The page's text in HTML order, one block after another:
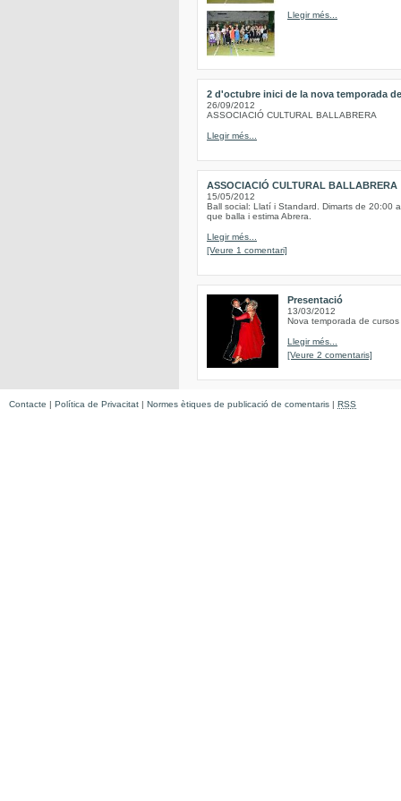
Llegir més...
2 d'octubre inici de la nova temporada
26/09/2012
ASSOCIACIÓ CULTURAL BALLABRERA
Llegir més...
ASSOCIACIÓ CULTURAL BALLABRERA
15/05/2012
Ball social: Llatí i Standard. Dimarts de 20:00
que balla i estima Abrera.
Llegir més...
[Veure 1 comentari]
Presentació
13/03/2012
Nova temporada de
Llegir més...
[Veure 2 comentaris]
Contacte | Política de Privacitat | Normes ètiques de publicació de comentaris | RSS